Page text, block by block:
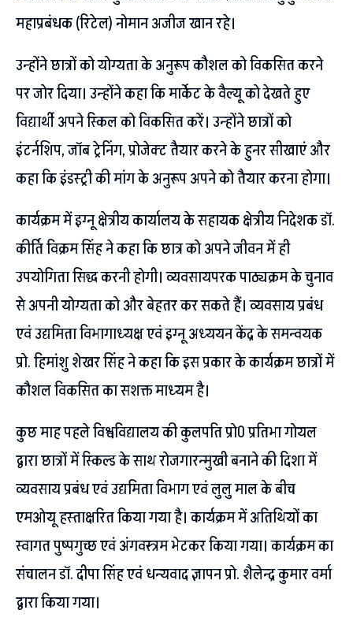
महाप्रबंधक (रिटेल) नोमान अजीज खान रहे।
उन्होंने छात्रों को योग्यता के अनुरूप कौशल को विकसित करने
पर जोर दिया। उन्होंने कहा कि मार्केट के वैल्यू को देखते हुए
विद्यार्थी अपने स्किल को विकसित करें। उन्होंने छात्रों को
इंटर्नशिप, जॉब ट्रेनिंग, प्रोजेक्ट तैयार करने के हुनर सीखाएं और
कहा कि इंडस्ट्री की मांग के अनुरूप अपने को तैयार करना होगा।
कार्यक्रम में इग्नू क्षेत्रीय कार्यालय के सहायक क्षेत्रीय निदेशक डॉ.
कीर्ति विक्रम सिंह ने कहा कि छात्र को अपने जीवन में ही
उपयोगिता सिद्ध करनी होगी। व्यवसायपरक पाठ्यक्रम के चुनाव
से अपनी योग्यता को और बेहतर कर सकते हैं। व्यवसाय प्रबंध
एवं उद्यमिता विभागाध्यक्ष एवं इग्नू अध्ययन केंद्र के समन्वयक
प्रो. हिमांशु शेखर सिंह ने कहा कि इस प्रकार के कार्यक्रम छात्रों में
कौशल विकसित का सशक्त माध्यम है।
कुछ माह पहले विश्वविद्यालय की कुलपति प्रो0 प्रतिभा गोयल
द्वारा छात्रों में स्किल्ड के साथ रोजगारन्मुखी बनाने की दिशा में
व्यवसाय प्रबंध एवं उद्यमिता विभाग एवं लुलु माल के बीच
एमओयू हस्ताक्षरित किया गया है। कार्यक्रम में अतिथियों का
स्वागत पुष्पगुच्छ एवं अंगवस्त्रम भेटकर किया गया। कार्यक्रम का
संचालन डॉ. दीपा सिंह एवं धन्यवाद ज्ञापन प्रो. शैलेन्द्र कुमार वर्मा
द्वारा किया गया।